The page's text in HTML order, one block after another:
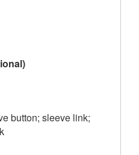
button; sleeve link;